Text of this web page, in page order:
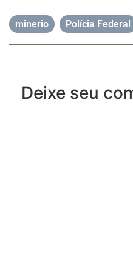
minerio Polícia Federal
Deixe seu